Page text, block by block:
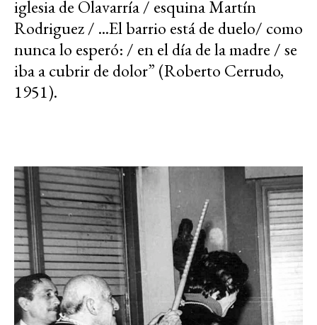
iglesia de Olavarría / esquina Martín
Rodriguez / ...El barrio está de duelo/ como
nunca lo esperó: / en el día de la madre / se
iba a cubrir de dolor” (Roberto Cerrudo,
1951).